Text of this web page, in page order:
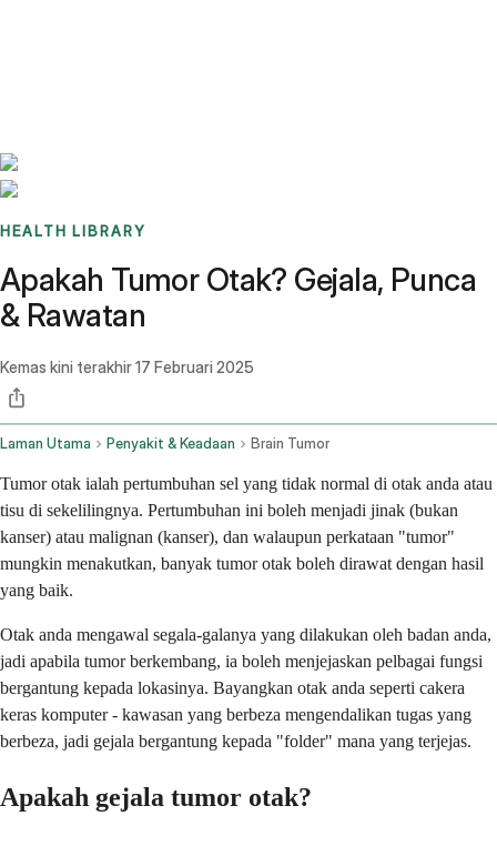
HEALTH LIBRARY
Apakah Tumor Otak? Gejala, Punca
& Rawatan
Kemas kini terakhir17 Februari 2025
Laman Utama Penyakit & Keadaan Brain Tumor
Tumor otak ialah pertumbuhan sel yang tidak normal di otak anda atau
tisu di sekelilingnya. Pertumbuhan ini boleh menjadi jinak (bukan
kanser) atau malignan (kanser), dan walaupun perkataan "tumor"
mungkin menakutkan, banyak tumor otak boleh dirawat dengan hasil
yang baik.
Otak anda mengawal segala-galanya yang dilakukan oleh badan anda,
jadi apabila tumor berkembang, ia boleh menjejaskan pelbagai fungsi
bergantung kepada lokasinya. Bayangkan otak anda seperti cakera
keras komputer - kawasan yang berbeza mengendalikan tugas yang
berbeza, jadi gejala bergantung kepada "folder" mana yang terjejas.
Apakah gejala tumor otak?